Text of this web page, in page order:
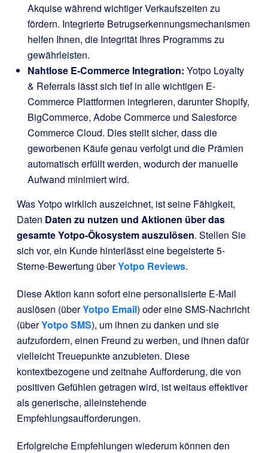
Akquise während wichtiger Verkaufszeiten zu
fördern. Integrierte Betrugserkennungsmechanismen
helfen Ihnen, die Integrität Ihres Programms zu
gewährleisten.
Nahtlose E-Commerce Integration: Yotpo Loyalty
& Referrals lässt sich tief in alle wichtigen E-
Commerce Plattformen integrieren, darunter Shopify,
BigCommerce, Adobe Commerce und Salesforce
Commerce Cloud. Dies stellt sicher, dass die
geworbenen Käufe genau verfolgt und die Prämien
automatisch erfüllt werden, wodurch der manuelle
Aufwand minimiert wird.
Was Yotpo wirklich auszeichnet, ist seine Fähigkeit,
Daten Daten zu nutzen und Aktionen über das
gesamte Yotpo-Ökosystem auszulösen. Stellen Sie
sich vor, ein Kunde hinterlässt eine begeisterte 5-
Sterne-Bewertung überYotpo Reviews.
Diese Aktion kann sofort eine personalisierte E-Mail
auslösen (überYotpo Email) oder eine SMS-Nachricht
(überYotpo SMS), um ihnen zu danken und sie
aufzufordern, einen Freund zu werben, und ihnen dafür
vielleicht Treuepunkte anzubieten. Diese
kontextbezogene und zeitnahe Aufforderung, die von
positiven Gefühlen getragen wird, ist weitaus effektiver
als generische, alleinstehende
Empfehlungsaufforderungen.
Erfolgreiche Empfehlungen wiederum können den